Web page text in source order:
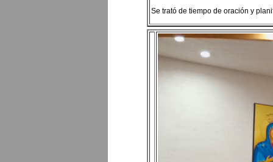
Se trató de tiempo de oración y